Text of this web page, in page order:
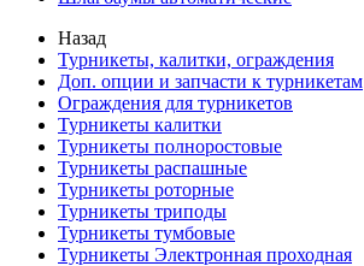
Назад
Турникеты, калитки, ограждения
Доп. опции и запчасти к турникетам
Ограждения для турникетов
Турникеты калитки
Турникеты полноростовые
Турникеты распашные
Турникеты роторные
Турникеты триподы
Турникеты тумбовые
Турникеты Электронная проходная